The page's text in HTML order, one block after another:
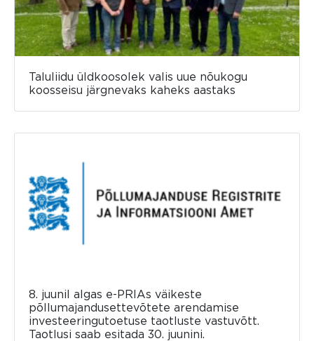
Taluliidu üldkoosolek valis uue nõukogu
koosseisu järgnevaks kaheks aastaks
8. juunil algas e-PRIAs väikeste
põllumajandusettevõtete arendamise
investeeringutoetuse taotluste vastuvõtt.
Taotlusi saab esitada 30. juunini.